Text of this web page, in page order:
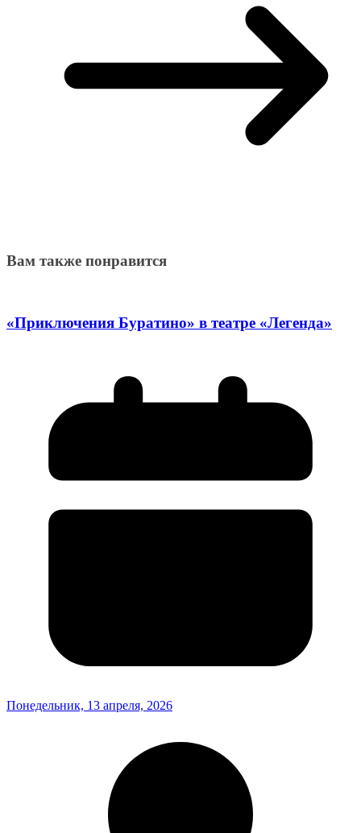
Вам также понравится
«Приключения Буратино» в театре «Легенда»
Понедельник, 13 апреля, 2026